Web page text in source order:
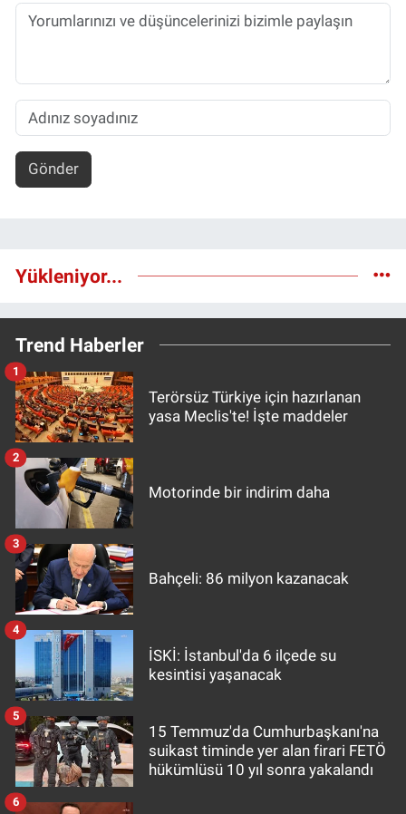
Gönder
Yükleniyor...
Trend Haberler
Terörsüz Türkiye için hazırlanan
yasa Meclis'te! İşte maddeler
1
Motorinde bir indirim daha
2
Bahçeli: 86 milyon kazanacak
3
İSKİ: İstanbul'da 6 ilçede su
kesintisi yaşanacak
4
15 Temmuz'da Cumhurbaşkanı'na
suikast timinde yer alan firari FETÖ
hükümlüsü 10 yıl sonra yakalandı
5
6